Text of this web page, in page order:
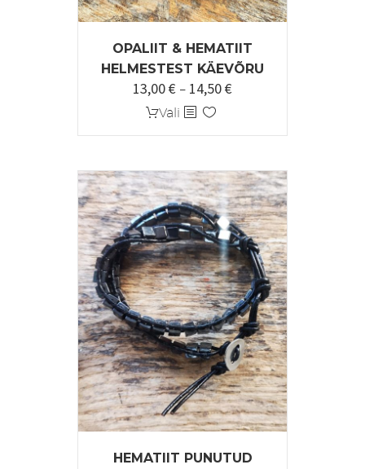
OPALIIT & HEMATIIT
HELMESTEST KÄEVÕRU
13,00€ – 14,50€Hinnavahemik:
Vali Sellel
tootel
mitu
varianti.
Valikuid
saab
teha
tootelehel.
HEMATIIT PUNUTUD